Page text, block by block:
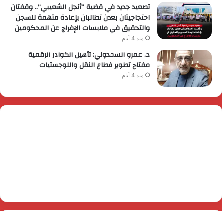
تصعيد جديد في قضية “أنجل الشعيبي”.. وقفتان
احتجاجيتان بعدن تطالبان بإعادة متهمة للسجن
والتحقيق في ملابسات الإفراج عن المحكومين
منذ 4 أيام
د. عمرو السمدوني: تأهيل الكوادر الرقمية
مفتاح تطوير قطاع النقل واللوجستيات
منذ 4 أيام